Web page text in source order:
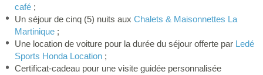
café ;
Un séjour de cinq (5) nuits aux Chalets & Maisonnettes La
Martinique ;
Une location de voiture pour la durée du séjour offerte par Ledé
Sports Honda Location ;
Certificat-cadeau pour une visite guidée personnalisée